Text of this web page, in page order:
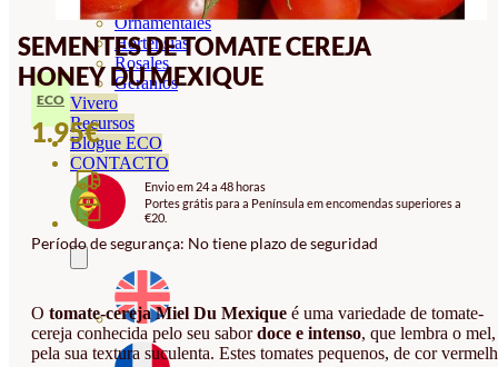
Ornamentales
Hortensias
Rosales
Geranios
Vivero
Recursos
Blogue ECO
CONTACTO
SEMENTES DE TOMATE CEREJA
HONEY DU MEXIQUE
ECO
1.95€
Envio em 24 a 48 horas
Portes grátis para a Península em encomendas superiores a
€20.
Período de segurança: No tiene plazo de seguridad
O tomate-cereja Miel Du Mexique é uma variedade de tomate-
cereja conhecida pelo seu sabordoce e intenso, que lembra o
pela sua textura suculenta. Estes tomates pequenos, de cor